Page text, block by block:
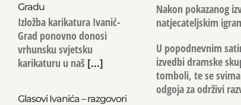
Nakon pokazanog
natjecateljskim
U popodnevnim
izvedbi dramske
tomboli, te se
odgoja za održivi
Gradu
Izložba karikatura Ivanić-
Grad ponovno donosi
vrhunsku svjetsku
karikaturu u naš[...]
Glasovi Ivanića – razgovori